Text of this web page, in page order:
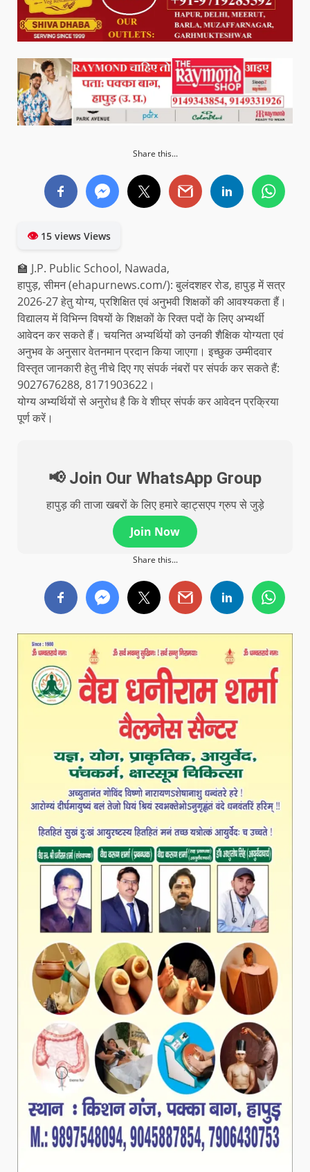
Share this...
👁15 views Views
🏫 J.P. Public School, Nawada,
हापुड़, सीमन (ehapurnews.com/): बुलंदशहर रोड, हापुड़ में सत्र
2026-27 हेतु योग्य, प्रशिक्षित एवं अनुभवी शिक्षकों की आवश्यकता हैं।
विद्यालय में विभिन्न विषयों के शिक्षकों के रिक्त पदों के लिए अभ्यर्थी
आवेदन कर सकते हैं। चयनित अभ्यर्थियों को उनकी शैक्षिक योग्यता एवं
अनुभव के अनुसार वेतनमान प्रदान किया जाएगा। इच्छुक उम्मीदवार
विस्तृत जानकारी हेतु नीचे दिए गए संपर्क नंबरों पर संपर्क कर सकते हैं:
9027676288, 8171903622।
योग्य अभ्यर्थियों से अनुरोध है कि वे शीघ्र संपर्क कर आवेदन प्रक्रिया
पूर्ण करें।
📢 Join Our WhatsApp Group
हापुड़ की ताजा खबरों के लिए हमारे व्हाट्सएप ग्रुप से जुड़े
Join Now
Share this...